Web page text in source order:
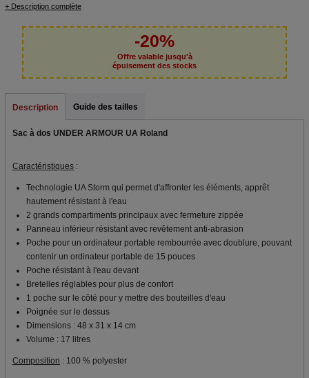
+ Description complète
-20%
Offre valable jusqu'à
épuisement des stocks
Description Guide des tailles
Sac à dos UNDER ARMOUR UA Roland
Caractéristiques :
Technologie UA Storm qui permet d'affronter les éléments, apprêt
hautement résistant à l'eau
2 grands compartiments principaux avec fermeture zippée
Panneau inférieur résistant avec revêtement anti-abrasion
Poche pour un ordinateur portable rembourrée avec doublure, pouvant
contenir un ordinateur portable de 15 pouces
Poche résistant à l'eau devant
Bretelles réglables pour plus de confort
1 poche sur le côté pour y mettre des bouteilles d'eau
Poignée sur le dessus
Dimensions : 48 x 31 x 14 cm
Volume : 17 litres
Composition : 100 % polyester